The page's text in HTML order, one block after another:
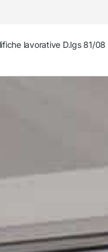
lavorative D.lgs 81/08